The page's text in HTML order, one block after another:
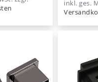
inkl. ges.